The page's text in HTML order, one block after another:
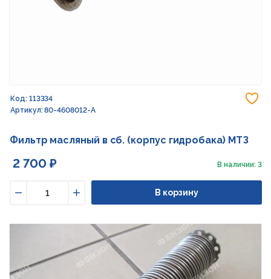
Код: 113334
Артикул: 80-4608012-А
Фильтр масляный в сб. (корпус гидробака) МТЗ
2 700 ₽ В наличии: 3
Увеличить
В корзину